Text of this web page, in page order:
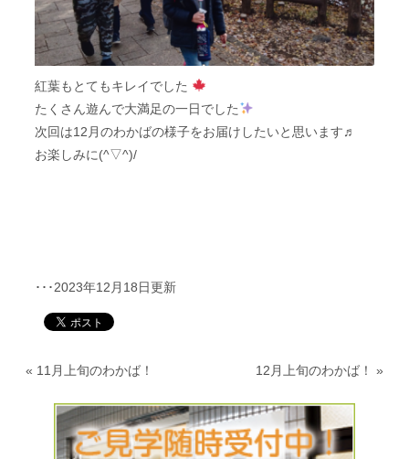
紅葉もとてもキレイでした
たくさん遊んで大満足の一日でした
次回は12月のわかばの様子をお届けしたいと思います♬
お楽しみに(^▽^)/
･･･2023年12月18日更新
« 11月上旬のわかば！ 12月上旬のわかば！ »